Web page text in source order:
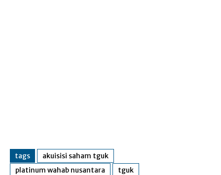
tags
akuisisi saham tguk
platinum wahab nusantara
tguk